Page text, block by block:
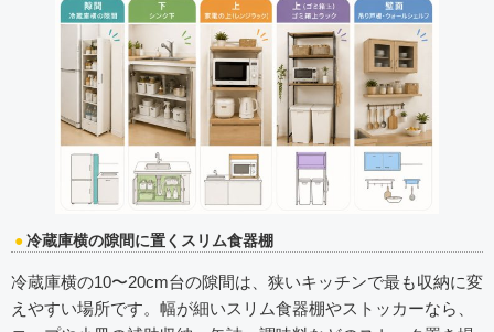
冷蔵庫横の隙間に置くスリム食器棚
冷蔵庫横の10〜20cm台の隙間は、狭いキッチンで最も収納に変
えやすい場所です。幅が細いスリム食器棚やストッカーなら、